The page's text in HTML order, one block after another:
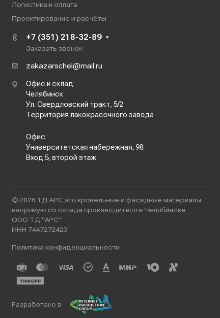
Логистика и оплата
Проектирование и расчёты
+7 (351) 218-32-89
Заказать звонок
zakazarschel@mail.ru
Офис и склад:
Челябинск
Ул. Свердловский тракт, 5/2
Территория лакокрасочного завода
Офис:
Университетская набережная, 98
Вход 5, второй этаж
© 2026 ТД АРС это кровельные и фасадные материалы
напрямую со склада производителя в Челябинске
ООО ТД "АРС"
ИНН 7447272423
Политика конфиденциальности
Разработано в